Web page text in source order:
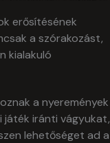
erősítésének
a szórakozást,
kialakuló
a nyeremények
játék iránti vágyukat,
lehetőséget ad a